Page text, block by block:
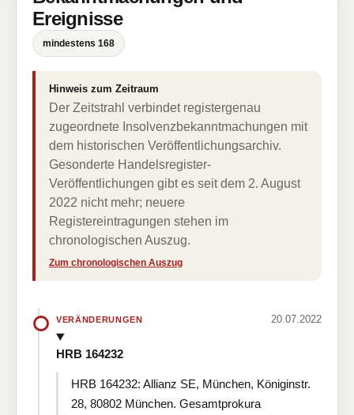
Ereignisse
mindestens 168
Hinweis zum Zeitraum
Der Zeitstrahl verbindet registergenau
zugeordnete Insolvenzbekanntmachungen mit
dem historischen Veröffentlichungsarchiv.
Gesonderte Handelsregister-
Veröffentlichungen gibt es seit dem 2. August
2022 nicht mehr; neuere
Registereintragungen stehen im
chronologischen Auszug.
Zum chronologischen Auszug
VERÄNDERUNGEN 20.07.2022
HRB 164232
HRB 164232: Allianz SE, München, Königinstr.
28, 80802 München. Gesamtprokura